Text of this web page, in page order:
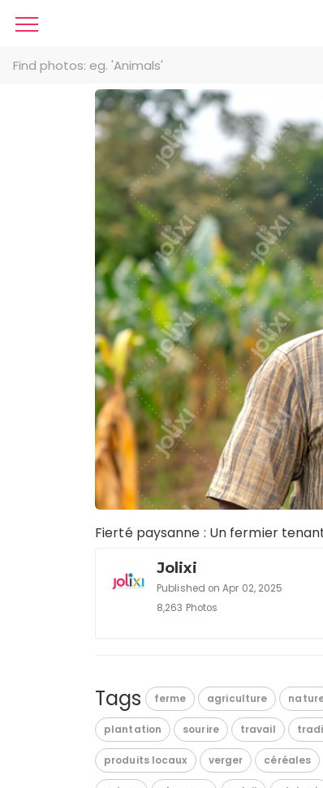
Fierté paysanne : Un fermier
Jolixi
Published on Apr 02, 2025
8,263 Photos
Tags ferme agriculture
plantation sourire travail
produits locaux verger céréales